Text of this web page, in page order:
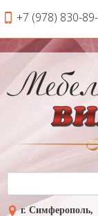
+7 (978) 830-
г. Симферополь,